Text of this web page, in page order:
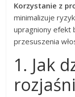
Korzystanie z
minimalizuje
upragniony efekt
przesuszenia
1. Jak